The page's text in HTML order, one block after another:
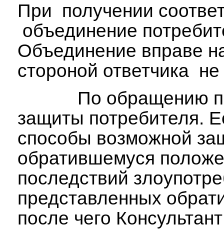
При получении
объединение
Объединение вправе
стороной ответчика
По обращению
защиты потребителя.
способы возможной
обратившемуся
последствий
представленных
после чего